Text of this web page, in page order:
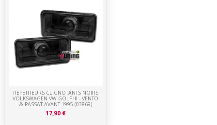
REPETITEURS CLIGNOTANTS NOIRS
VOLKSWAGEN VW GOLF III - VENTO
& PASSAT AVANT 1995 (03869)
17,90 €